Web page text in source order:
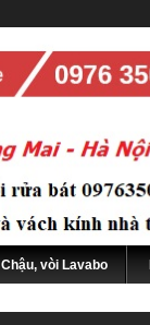
Chậu, vòi Lavabo